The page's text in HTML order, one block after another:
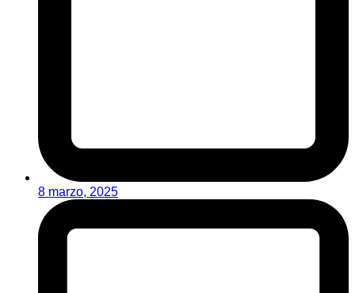
8 marzo, 2025